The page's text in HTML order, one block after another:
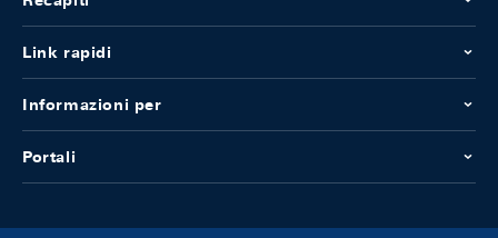
Link rapidi
Informazioni per
Portali